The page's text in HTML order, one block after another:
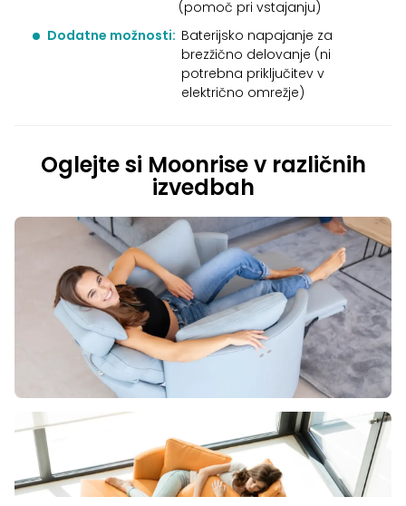
(pomoč pri vstajanju)
Dodatne možnosti: Baterijsko napajanje za
brezžično delovanje (ni
potrebna priključitev v
električno omrežje)
Oglejte si Moonrise v različnih
izvedbah